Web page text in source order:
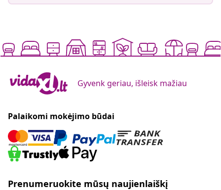
Gyvenk geriau, išleisk mažiau
Palaikomi mokėjimo būdai
Prenumeruokite mūsų naujienlaiškį